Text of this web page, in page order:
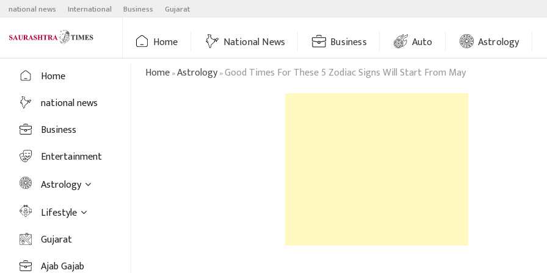
Skip
content
national news International Business Gujarat
Home National News Business Auto Astrology
Home
national news
Business
Entertainment
Astrology
Lifestyle
Gujarat
Ajab Gajab
Home»Astrology»Good Times For These 5 Zodiac Signs Will Start From May